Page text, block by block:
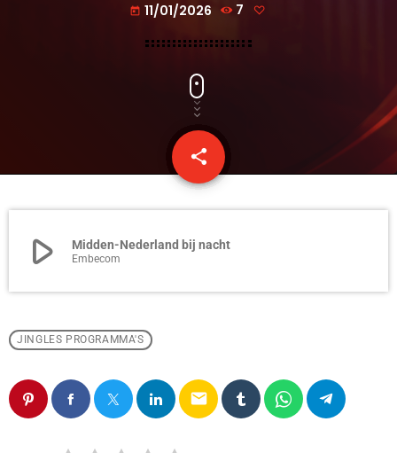
today 11/01/2026 7
share
email
play_arrow Midden-Nederland bij nacht
Embecom
JINGLES PROGRAMMA'S
email